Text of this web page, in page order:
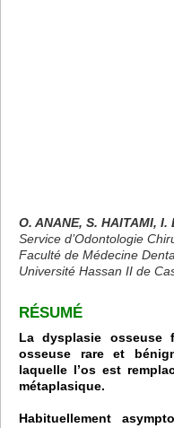
O. ANANE, S. HAITAMI, I.
Service d’Odontologie
Faculté de Médecine
Université Hassan II de
RÉSUMÉ
La dysplasie osseuse
osseuse rare et
laquelle l’os est
métaplasique.
Habituellement